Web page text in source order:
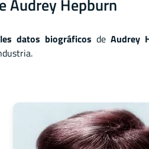
Audrey Hepburn
datos biográficos de Audrey